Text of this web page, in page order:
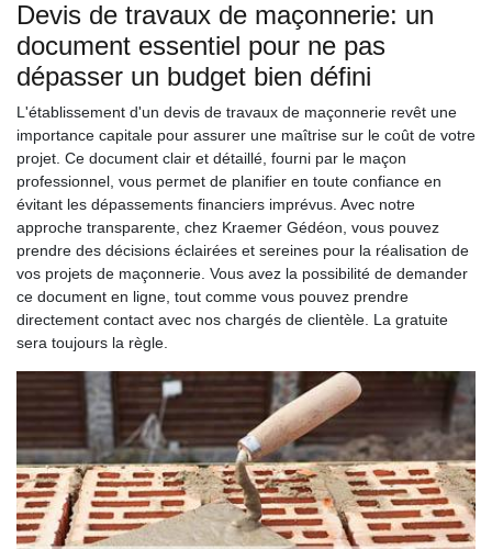
Devis de travaux de maçonnerie: un
document essentiel pour ne pas
dépasser un budget bien défini
L'établissement d'un devis de travaux de maçonnerie revêt une
importance capitale pour assurer une maîtrise sur le coût de votre
projet. Ce document clair et détaillé, fourni par le maçon
professionnel, vous permet de planifier en toute confiance en
évitant les dépassements financiers imprévus. Avec notre
approche transparente, chez Kraemer Gédéon, vous pouvez
prendre des décisions éclairées et sereines pour la réalisation de
vos projets de maçonnerie. Vous avez la possibilité de demander
ce document en ligne, tout comme vous pouvez prendre
directement contact avec nos chargés de clientèle. La gratuite
sera toujours la règle.